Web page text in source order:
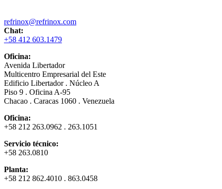
refrinox@refrinox.com
Chat:
+58 412 603.1479
Oficina:
Avenida Libertador
Multicentro Empresarial del Este
Edificio Libertador . Núcleo A
Piso 9 . Oficina A-95
Chacao . Caracas 1060 . Venezuela
Oficina:
+58 212 263.0962 . 263.1051
Servicio técnico:
+58 263.0810
Planta:
+58 212 862.4010 . 863.0458